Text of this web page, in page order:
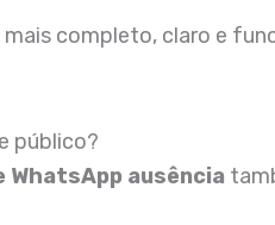
completo, claro e
público?
ausência